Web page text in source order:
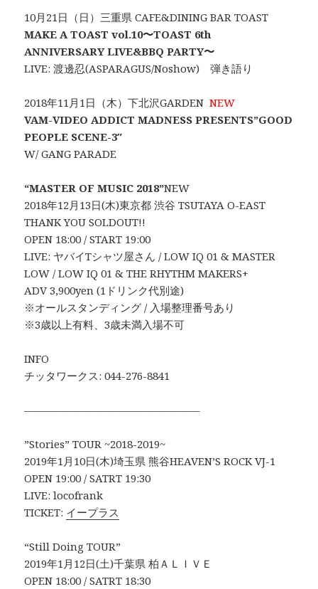
10月21日（日）三重県 CAFE&DINING BAR TOAST
MAKE A TOAST vol.10〜TOAST 6th
ANNIVERSARY LIVE&BBQ PARTY〜
LIVE: 渡邊忍(ASPARAGUS/Noshow) 弾き語り
2018年11月1日（木）下北沢GARDENNEW
VAM-VIDEO ADDICT MADNESS PRESENTS”GOOD
PEOPLE SCENE-3″
W/ GANG PARADE
“MASTER OF MUSIC 2018”NEW
2018年12月13日(木)東京都 渋谷 TSUTAYA O-EAST
THANK YOU SOLDOUT!!
OPEN 18:00 / START 19:00
LIVE: ヤバイTシャツ屋さん / LOW IQ 01 & MASTER
LOW / LOW IQ 01 & THE RHYTHM MAKERS+
ADV 3,900yen (1ドリンク代別途)
※オールスタンディング / 入場整理番号あり
※3歳以上有料、3歳未満入場不可
INFO
チッタワークス: 044-276-8841
————————————————–
”Stories” TOUR ~2018-2019~
2019年1月10日(木)埼玉県 熊谷HEAVEN’S ROCK VJ-1
OPEN 19:00 / SATRT 19:30
LIVE: locofrank
TICKET: イープラス
“Still Doing TOUR”
2019年1月12日(土)千葉県 柏ＡＬＩＶＥ
OPEN 18:00 / SATRT 18:30